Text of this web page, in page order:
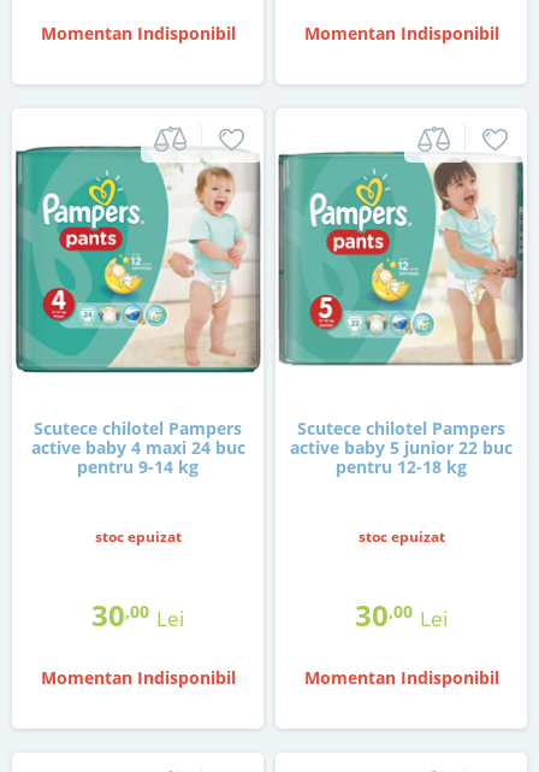
Momentan Indisponibil Momentan Indisponibil
Scutece chilotel Pampers
active baby 4 maxi 24 buc
pentru 9-14 kg
stoc epuizat
30,00 Lei
Momentan Indisponibil
Scutece chilotel Pampers
active baby 5 junior 22 buc
pentru 12-18 kg
stoc epuizat
30,00 Lei
Momentan Indisponibil